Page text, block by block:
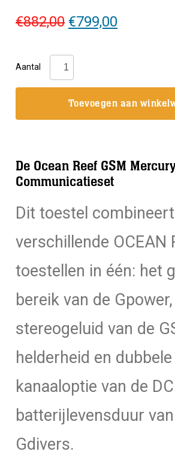
€882,00 Oorspronkelijke
was:
€882,00.
€799,00
Aantal
Ocean
Reef:
Toevoegen aan
De Ocean Reef GSM
Communicatieset
Dit toestel
verschillende OCEAN
toestellen in één: het
bereik van de
stereogeluid van de
helderheid en dubbele
kanaaloptie van de
batterijlevensduur
Gdivers.